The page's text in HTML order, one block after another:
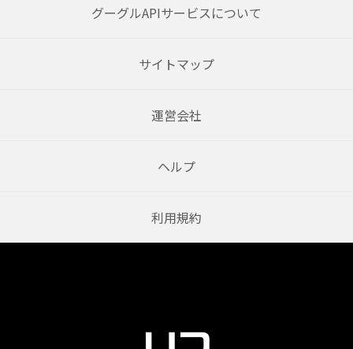
グーグルAPIサービスについて
サイトマップ
運営会社
ヘルプ
利用規約